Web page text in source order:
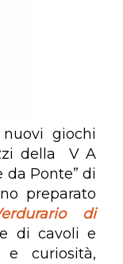
giochi
della V A
da Ponte” di
preparato
di
di cavoli e
curiosità,